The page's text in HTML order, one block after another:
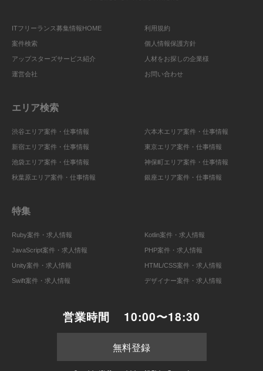
ITフリーランス募集情報HOME
案件検索
アップスターズサービス紹介
運営会社
利用規約
個人情報保護方針
人材をお探しの企業様
お問い合わせ
エリア検索
渋谷エリア案件・仕事情報
新宿エリア案件・仕事情報
池袋エリア案件・仕事情報
秋葉原エリア案件・仕事情報
六本木エリア案件・仕事情報
東京エリア案件・仕事情報
神保町エリア案件・仕事情報
銀座エリア案件・仕事情報
特集
Ruby案件・求人情報
JavaScript案件・求人情報
Unity案件・求人情報
Swift案件・求人情報
Kotlin案件・求人情報
PHP案件・求人情報
HTML/CSS案件・求人情報
デザイナー案件・求人情報
営業時間 10:00〜18:30
無料登録